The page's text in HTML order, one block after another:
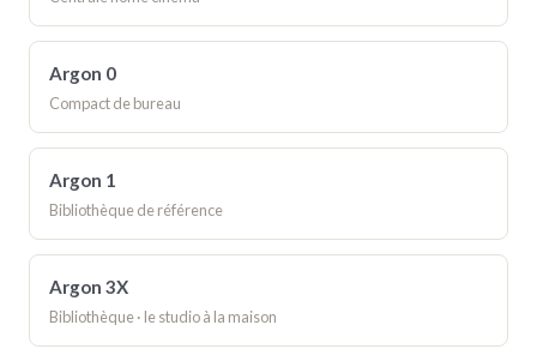
Argon 0
Compact de bureau
Argon 1
Bibliothèque de référence
Argon 3X
Bibliothèque · le studio à la maison